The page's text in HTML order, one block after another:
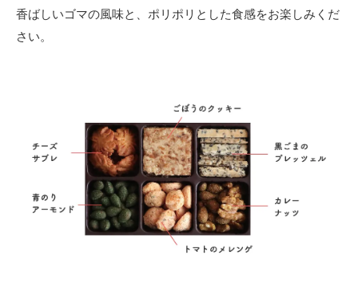
香ばしいゴマの風味と、ポリポリとした食感をお楽しみくだ
さい。